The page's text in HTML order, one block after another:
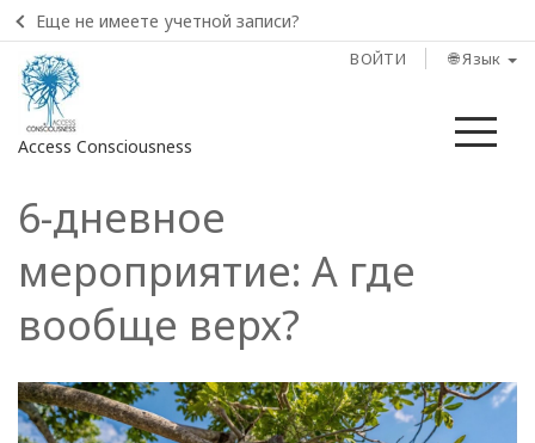
Еще не имеете учетной записи?
ВОЙТИ 🌐 Язык
Access Consciousness
Войти
свою
учетную
запись
КОНТАКТЫ
6-дневное
мероприятие: А где
вообще верх?